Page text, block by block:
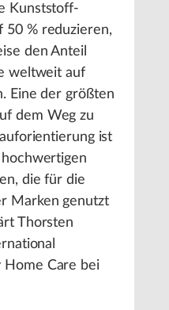
Kunststoff-
50 % reduzieren,
den Anteil
weltweit auf
Eine der größten
dem Weg zu
ist
die für die
Marken genutzt
Thorsten
Home Care bei